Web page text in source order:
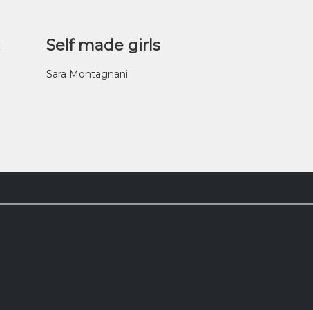
Self made girls
Sara Montagnani